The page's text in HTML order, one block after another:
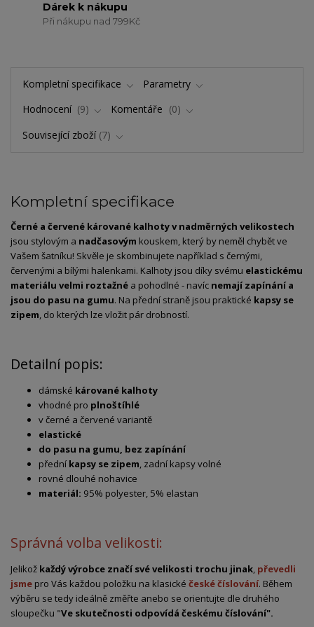
Dárek k nákupu
Při nákupu nad 799Kč
Kompletní specifikace
Parametry
Hodnocení
9 Komentáře
0
Související zboží 7
Kompletní specifikace
Černé a červené kárované kalhoty v nadměrných velikostech
jsou stylovým a nadčasovým kouskem, který by neměl chybět ve
Vašem šatníku! Skvěle je skombinujete například s černými,
červenými a bílými halenkami. Kalhoty jsou díky svému elastickému
materiálu velmi roztažné a pohodlné - navíc nemají zapínání a
jsou do pasu na gumu. Na přední straně jsou praktické kapsy se
zipem, do kterých lze vložit pár drobností.
Detailní popis:
dámské kárované kalhoty
vhodné pro plnoštíhlé
v černé a červené variantě
elastické
do pasu na gumu, bez zapínání
přední kapsy se zipem, zadní kapsy volné
rovné dlouhé nohavice
materiál: 95% polyester, 5% elastan
Správná volba velikosti:
Jelikož každý výrobce značí své velikosti trochu jinak, převedli
jsme pro Vás každou položku na klasické české číslování. Během
výběru se tedy ideálně změřte anebo se orientujte dle druhého
sloupečku "Ve skutečnosti odpovídá českému číslování".